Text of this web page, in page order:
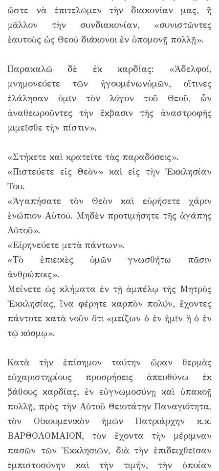
ὥστε νὰ ἐπιτελῶμεν τὴν διακονίαν μας, ἢ
μᾶλλον τὴν συνδιακονίαν, «συνιστῶντες
ἑαυτοὺς ὡς Θεοῦ διάκονοι ἐν ὑπομονῇ πολλῇ».
Παρακαλῶ δὲ ἐκ καρδίας: «Ἀδελφοί,
μνημονεύετε τῶν ἡγουμένωνὑμῶν, οἵτινες
ἐλάλησαν ὑμῖν τὸν λόγον τοῦ Θεοῦ, ὧν
ἀναθεωροῦντες τὴν ἔκβασιν τῆς ἀναστροφῆς
μιμεῖσθε τὴν πίστιν».
«Στήκετε καὶ κρατεῖτε τὰς παραδόσεις».
«Πιστεύετε εἰς Θεὸν» καὶ εἰς τὴν Ἐκκλησίαν
Του.
«Ἀγαπήσατε τὸν Θεὸν καὶ εὑρήσετε χάριν
ἐνώπιον Αὐτοῦ. Μηδὲν προτιμήσητε τῆς ἀγάπης
Αὐτοῦ».
«Εἰρηνεύετε μετὰ πάντων».
«Τὸ ἐπιεικὲς ὑμῶν γνωσθήτω πᾶσιν
ἀνθρώποις».
Μείνετε ὡς κλήματα ἐν τῇ ἀμπέλῳ τῆς Μητρὸς
Ἐκκλησίας, ἵνα φέρητε καρπὸν πολύν, ἔχοντες
πάντοτε κατὰ νοῦν ὅτι «μείζων ὁ ἐν ἡμῖν ἢ ὁ ἐν
τῷ κόσμῳ».
Κατὰ τὴν ἐπίσημον ταύτην ὥραν θερμὰς
εὐχαριστηρίους προσρήσεις ἀπευθύνω ἐκ
βάθους καρδίας, ἐν εὐγνωμοσύνῃ καὶ ὑπακοῇ
πολλῇ, πρὸς τὴν Αὐτοῦ Θειοτάτην Παναγιότητα,
τὸν Οἰκουμενικὸν ἡμῶν Πατριάρχην κ.κ.
ΒΑΡΘΟΛΟΜΑΙΟΝ, τὸν ἔχοντα τὴν μέριμναν
πασῶν τῶν Ἐκκλησιῶν, διὰ τὴν ἐπιδειχθεῖσαν
ἐμπιστοσύνην καὶ τὴν τιμήν, τὴν ὁποίαν